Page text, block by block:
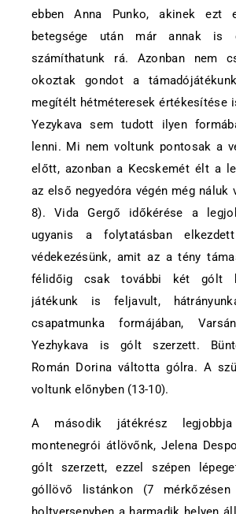
ebben Anna Punko, akinek ezt
betegsége után már annak is
számíthatunk rá. Azonban nem
okoztak gondot a
megítélt hétméteresek értékesítése
Yezykava sem tudott ilyen
lenni. Mi nem voltunk pontosak a
előtt, azonban a Kecskemét élt a
az első negyedóra végén még náluk
8). Vida Gergő időkérése a
ugyanis a folytatásban
védekezésünk, amit az a tény
félidőig csak további két gólt
játékunk is feljavult,
csapatmunka formájában,
Yezhykava is gólt szerzett.
Román Dorina váltotta gólra. A
voltunk előnyben (13-10).
A második játékrész legjobbja
montenegrói átlövőnk, Jelena
gólt szerzett, ezzel szépen
góllövő listánkon (7